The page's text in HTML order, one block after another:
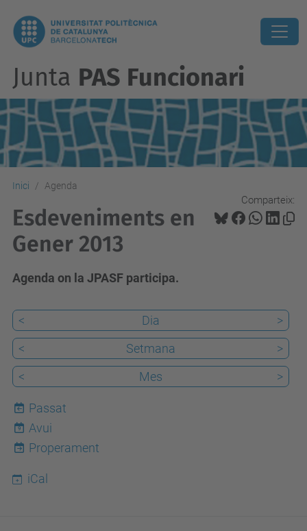
Junta PAS Funcionari
Inici Agenda
Comparteix:
Esdeveniments en
Gener 2013
Agenda on la JPASF participa.
< Dia
>
<
Setmana
>
<
Mes >
Passat
9
Avui
Properament
iCal